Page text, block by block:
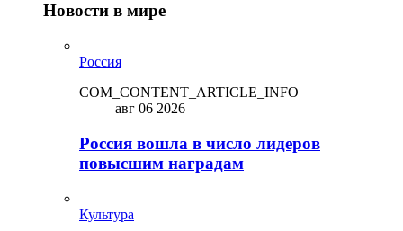
Новости в мире
Россия
COM_CONTENT_ARTICLE_INFO
авг 06 2026
Россия вошла в число лидеров
повысшим наградам
Культура